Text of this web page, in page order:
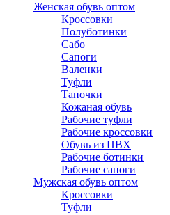
Женская обувь оптом
Кроссовки
Полуботинки
Сабо
Сапоги
Валенки
Туфли
Тапочки
Кожаная обувь
Рабочие туфли
Рабочие кроссовки
Обувь из ПВХ
Рабочие ботинки
Рабочие сапоги
Мужская обувь оптом
Кроссовки
Туфли